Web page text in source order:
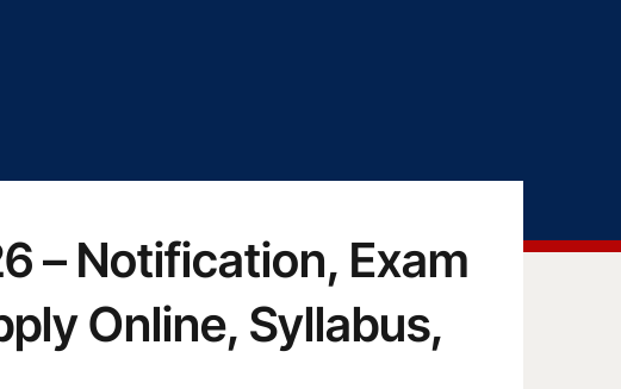
– Notification, Exam
Online, Syllabus,